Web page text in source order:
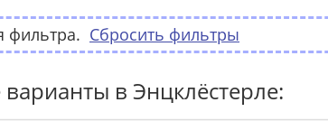
фильтра. Сбросить фильтры
в Энцклёстерле: